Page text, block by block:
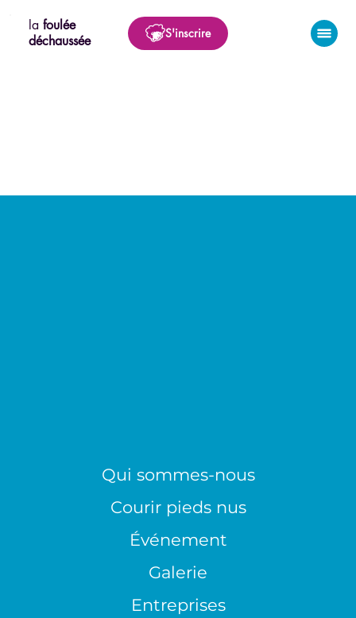
la foulée
déchaussée
S'inscrire
Qui sommes-nous
Courir pieds nus
Événement
Galerie
Entreprises